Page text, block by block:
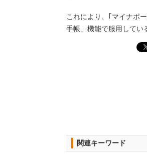
これにより、｢マイナポ
手帳」機能で服用してい
関連キーワード